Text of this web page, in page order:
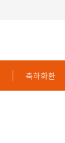
축하화환